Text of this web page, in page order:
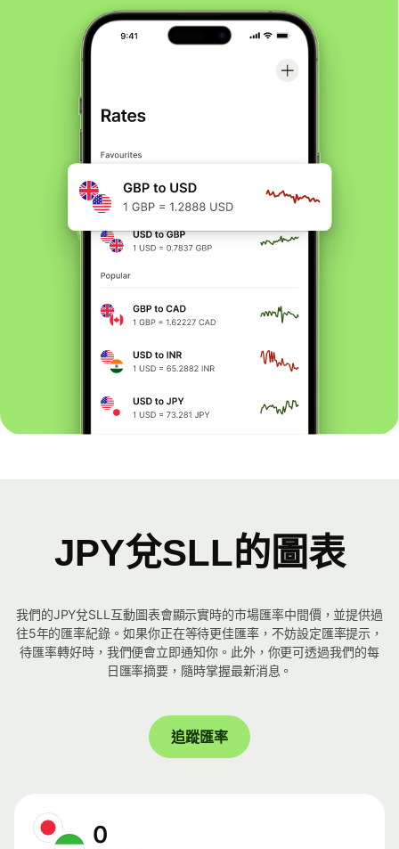
JPY兌SLL的圖表
我們的JPY兌SLL互動圖表會顯示實時的市場匯率中間價，並提供過
往5年的匯率紀錄。如果你正在等待更佳匯率，不妨設定匯率提示，
待匯率轉好時，我們便會立即通知你。此外，你更可透過我們的每
日匯率摘要，隨時掌握最新消息。
追蹤匯率
0